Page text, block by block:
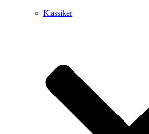
Klassiker